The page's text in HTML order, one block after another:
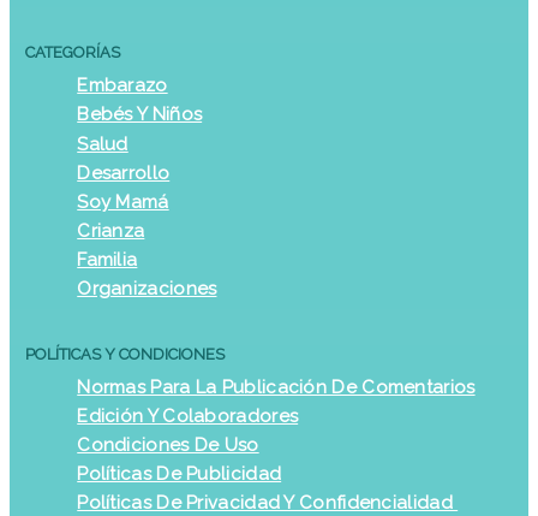
CATEGORÍAS
Embarazo
Bebés Y Niños
Salud
Desarrollo
Soy Mamá
Crianza
Familia
Organizaciones
POLÍTICAS Y CONDICIONES
Normas Para La Publicación De Comentarios
Edición Y Colaboradores
Condiciones De Uso
Políticas De Publicidad
Políticas De Privacidad Y Confidencialidad